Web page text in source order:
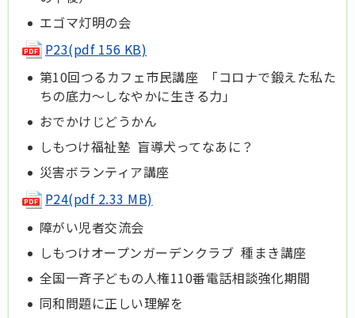
エゴマ灯明の会
P23(pdf 156 KB)
第10回つるカフェ市民講座 「コロナで鍛えた私た
ちの底力～しなやかに生きる力」
おでかけじどうかん
しもつけ福祉塾 盲導犬ってなあに？
災害ボランティア講座
P24(pdf 2.33 MB)
障がい児者交流会
しもつけオープンガーデンクラブ 種まき講座
全国一斉子どもの人権110番電話相談強化期間
同和問題に正しい理解を